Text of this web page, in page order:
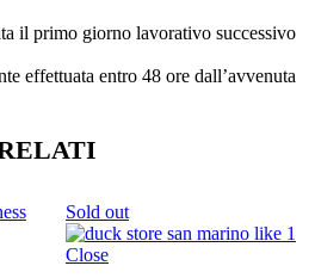
il primo giorno lavorativo successivo
effettuata entro 48 ore dall’avvenuta
Sold out
Close